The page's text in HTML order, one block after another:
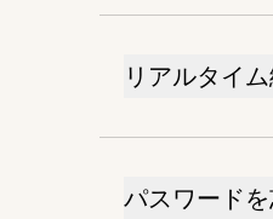
リアルタイ
パスワード